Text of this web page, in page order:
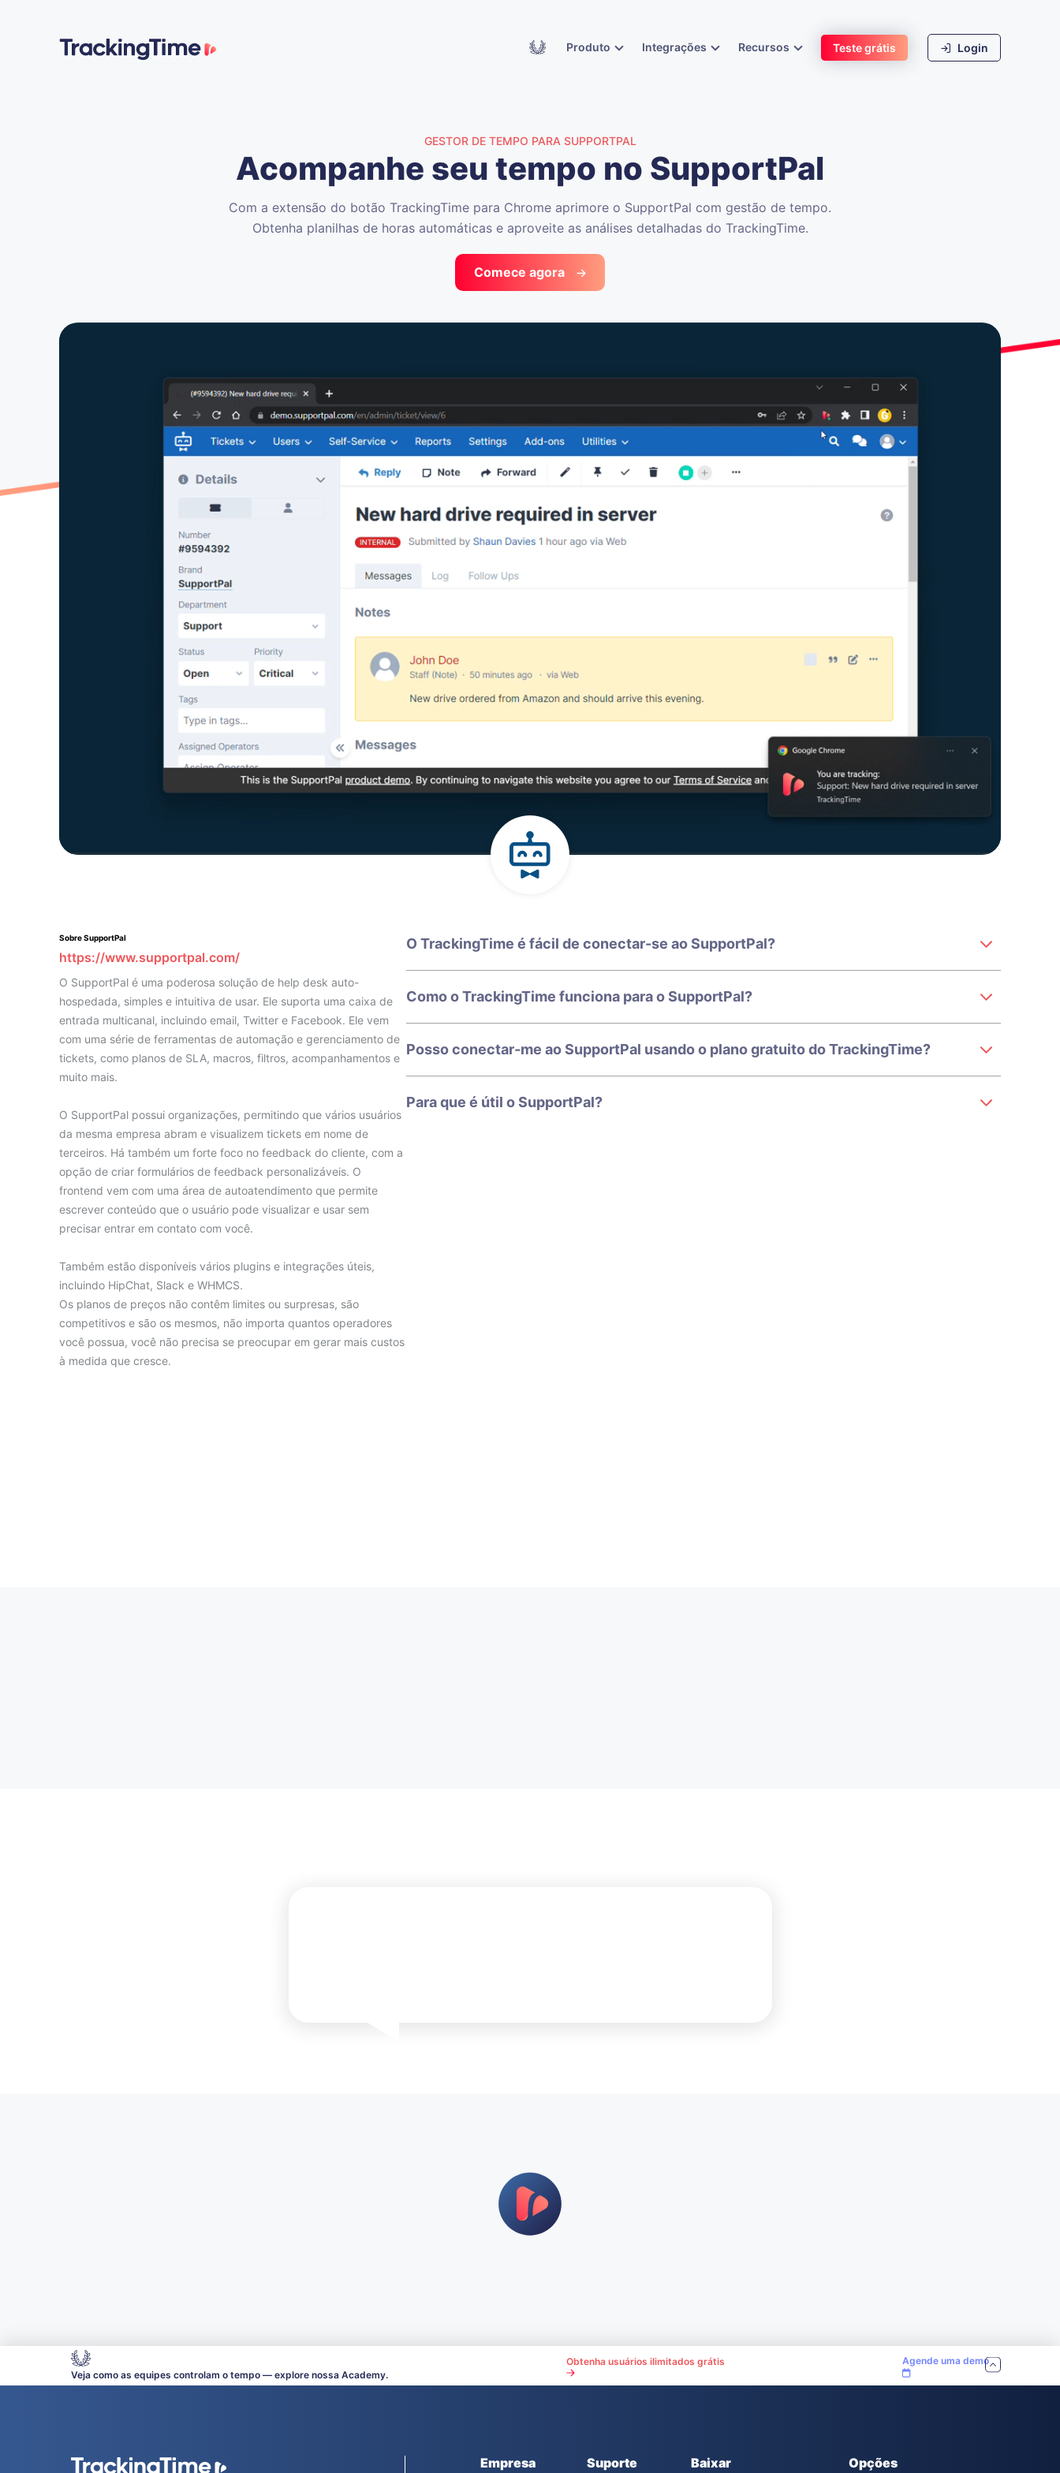
AcademyProduto Integrações Recursos Teste grátis Login
GESTOR DE TEMPO PARA SUPPORTPAL
Acompanhe seu tempo no SupportPal
Com a extensão do botão TrackingTime para Chrome aprimore o SupportPal com gestão de tempo.
Obtenha planilhas de horas automáticas e aproveite as análises detalhadas do TrackingTime.
Comece agora
Sobre SupportPal
https://www.supportpal.com/
O SupportPal é uma poderosa solução de help desk auto-
hospedada, simples e intuitiva de usar. Ele suporta uma caixa de
entrada multicanal, incluindo email, Twitter e Facebook. Ele vem
com uma série de ferramentas de automação e gerenciamento de
tickets, como planos de SLA, macros, filtros, acompanhamentos e
muito mais.
O SupportPal possui organizações, permitindo que vários usuários
da mesma empresa abram e visualizem tickets em nome de
terceiros. Há também um forte foco no feedback do cliente, com a
opção de criar formulários de feedback personalizáveis. O
frontend vem com uma área de autoatendimento que permite
escrever conteúdo que o usuário pode visualizar e usar sem
precisar entrar em contato com você.
Também estão disponíveis vários plugins e integrações úteis,
incluindo HipChat, Slack e WHMCS.
Os planos de preços não contêm limites ou surpresas, são
competitivos e são os mesmos, não importa quantos operadores
você possua, você não precisa se preocupar em gerar mais custos
à medida que cresce.
O TrackingTime é fácil de conectar-se ao SupportPal?
Como o TrackingTime funciona para o SupportPal?
Posso conectar-me ao SupportPal usando o plano gratuito do TrackingTime?
Para que é útil o SupportPal?
Veja como as equipes controlam o tempo — explore nossa Academy.
Obtenha usuários ilimitados grátis Agende uma demo
Empresa Suporte Baixar Opções